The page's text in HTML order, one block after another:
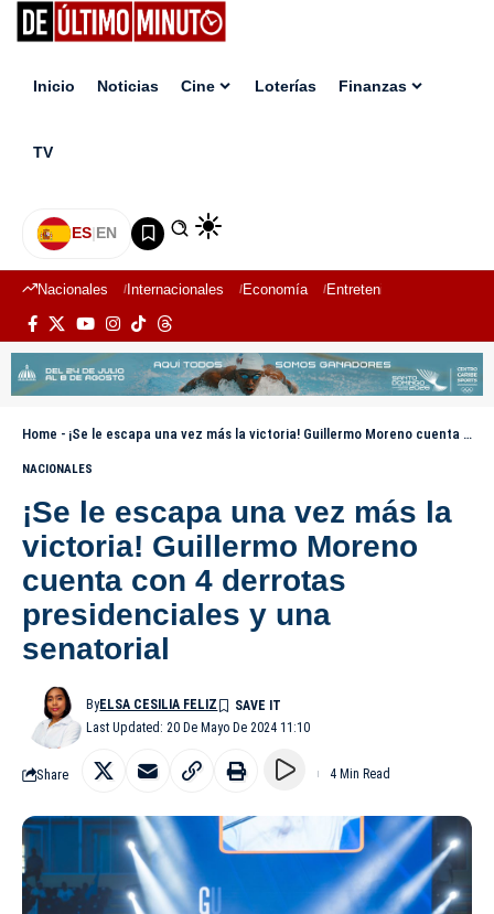
Inicio Noticias Cine Loterías Finanzas
TV
ES|EN
Nacionales Internacionales Economía Entretenimiento
Home - ¡Se le escapa una vez más la victoria! Guillermo Moreno cuenta con 4 derrotas presidenciales y una senatorial
NACIONALES
¡Se le escapa una vez más la
victoria! Guillermo Moreno
cuenta con 4 derrotas
presidenciales y una
senatorial
Last Updated: 20 De Mayo De 2024 11:10
ByELSA CESILIA FELIZ
Share 4 Min Read